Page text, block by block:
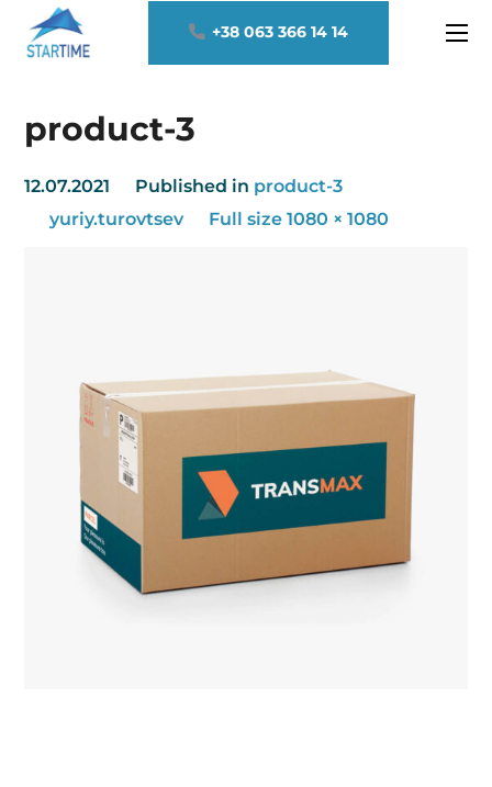
+38 063 366 14 14
product-3
12.07.2021 Published in product-3
yuriy.turovtsev
Full size 1080 × 1080